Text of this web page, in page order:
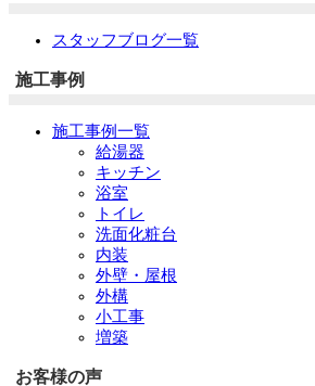
スタッフブログ一覧
施工事例
施工事例一覧
給湯器
キッチン
浴室
トイレ
洗面化粧台
内装
外壁・屋根
外構
小工事
増築
お客様の声